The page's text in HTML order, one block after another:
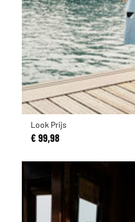
Look Prijs
€ 99,98